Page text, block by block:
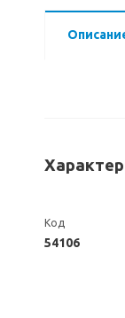
Код
54106